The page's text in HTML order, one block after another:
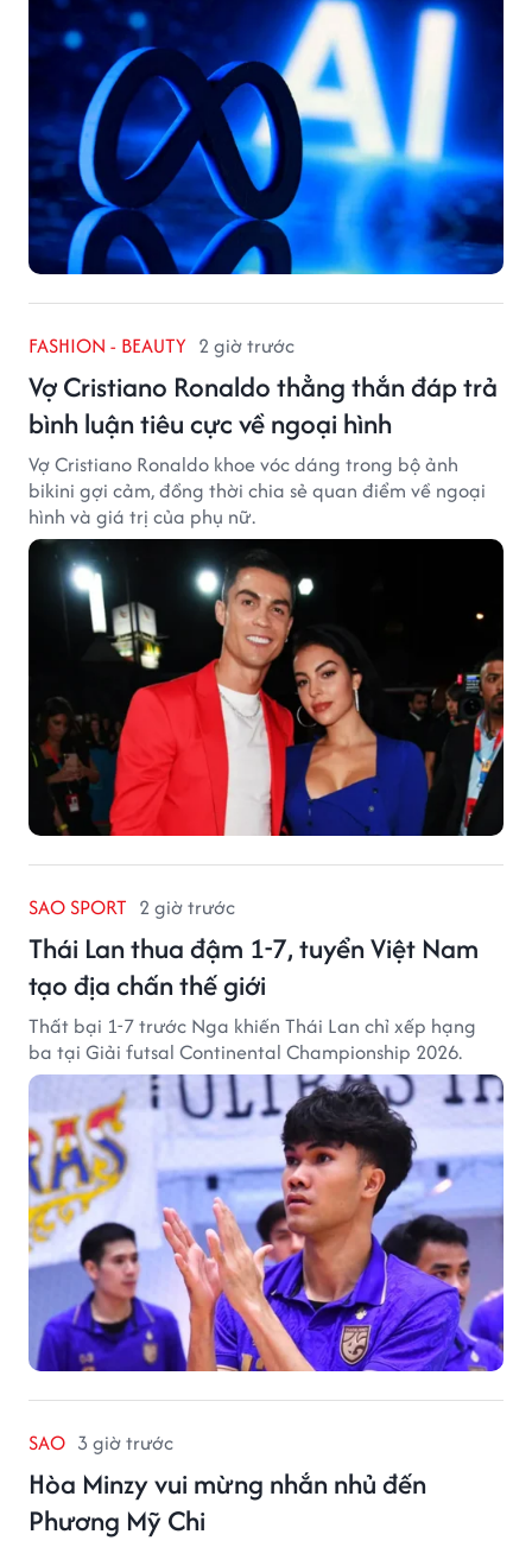
FASHION - BEAUTY 2 giờ trước
Vợ Cristiano Ronaldo thẳng thắn đáp trả
bình luận tiêu cực về ngoại hình
Vợ Cristiano Ronaldo khoe vóc dáng trong bộ ảnh
bikini gợi cảm, đồng thời chia sẻ quan điểm về ngoại
hình và giá trị của phụ nữ.
SAO SPORT 2 giờ trước
Thái Lan thua đậm 1-7, tuyển Việt Nam
tạo địa chấn thế giới
Thất bại 1-7 trước Nga khiến Thái Lan chỉ xếp hạng
ba tại Giải futsal Continental Championship 2026.
SAO 3 giờ trước
Hòa Minzy vui mừng nhắn nhủ đến
Phương Mỹ Chi